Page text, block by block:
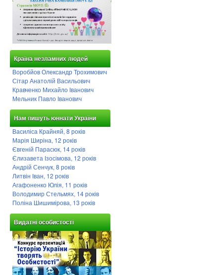
Країна незламних людей
Воробйов Олександр Трохимович
Сітар Анатолій Васильович
Кравченко Михайло Іванович
Мельник Павло Іванович
Нам пишуть юннати України
Василіса Крайняй, 8 років
Марія Ширіна, 12 років
Євгеній Парасюк, 14 років
Єлизавета Ізосімова, 12 років
Андрій Сенчук, 8 років
Литвін Іван, 12 років
Агафоненко Юлія, 11 років
Володимир Стельмях, 14 років
Поліна Шишимірова, 13 років
Видатні особистості